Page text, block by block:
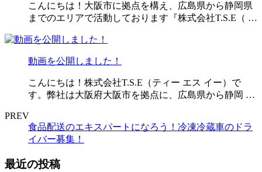
こんにちは！大阪市に拠点を構え、広島県から静岡県
までのエリアで活動しております『株式会社T.S.E（ …
動画を公開しました！
こんにちは！株式会社T.S.E（ティー エス イー）で
す。弊社は大阪府大阪市を拠点に、広島県から静岡 …
PREV
食品配送のエキスパートになろう！冷凍冷蔵車のドラ
イバー募集！
最近の投稿